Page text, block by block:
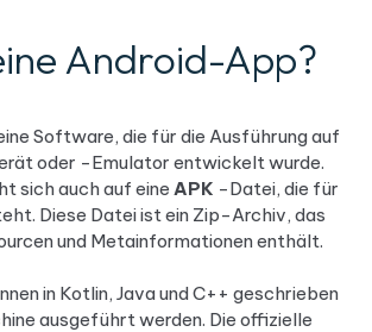
Android-App?
Software, die für die Ausführung auf
oder -Emulator entwickelt wurde.
sich auch auf eine APK -Datei, die für
Diese Datei ist ein Zip-Archiv, das
und Metainformationen enthält.
in Kotlin, Java und C++ geschrieben
ausgeführt werden. Die offizielle